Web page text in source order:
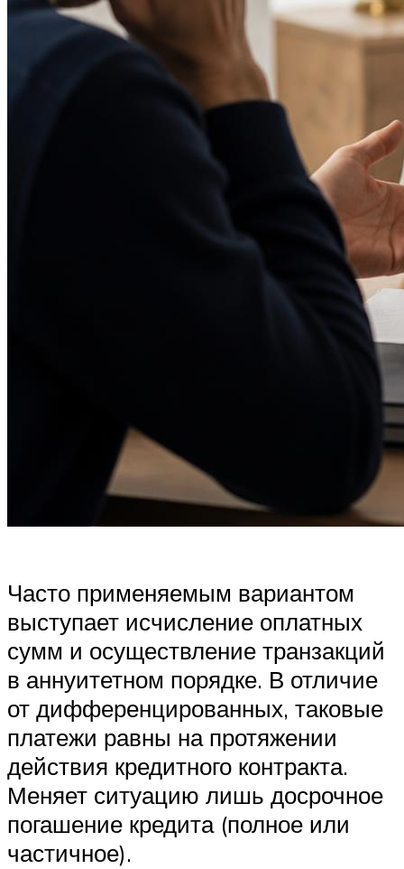
Часто применяемым вариантом
выступает исчисление оплатных
сумм и осуществление транзакций
в аннуитетном порядке. В отличие
от дифференцированных, таковые
платежи равны на протяжении
действия кредитного контракта.
Меняет ситуацию лишь досрочное
погашение кредита (полное или
частичное).